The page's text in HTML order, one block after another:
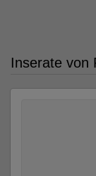
Inserate von